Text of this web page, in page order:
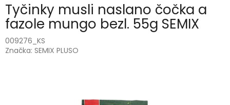
Tyčinky musli naslano čočka a
fazole mungo bezl. 55g SEMIX
009276_KS
Značka: SEMIX PLUSO